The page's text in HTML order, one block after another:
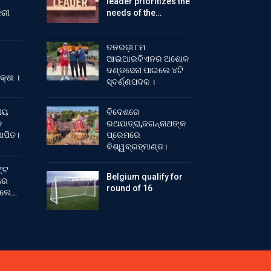
।
needs of the…
ତନରଡ଼ା ୮ମ
ଆଇଆରବିଏନର ଅଶୋକ
ଦଣ୍ଡସେନା ପାଇଲେ ୪ଟି
ସ୍ବର୍ଣ୍ଣପଦକ ।
ବିଦେଶରେ
ରଥଯାତ୍ରା,ଜଗନ୍ନାଥଙ୍କ
ପ୍ରେମରେ
ବିଶ୍ୱବ୍ରହ୍ମାଣ୍ଡ।
Belgium qualify for
round of 16